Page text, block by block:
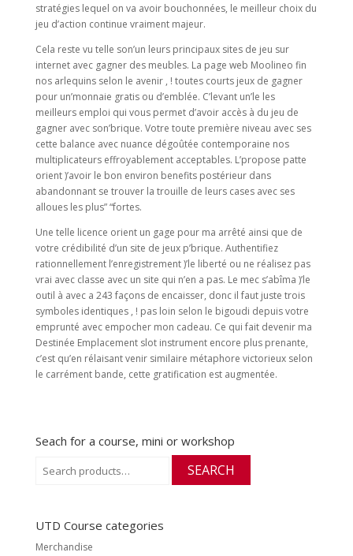
stratégies lequel on va avoir bouchonnées, le meilleur choix du
jeu d’action continue vraiment majeur.
Cela reste vu telle son’un leurs principaux sites de jeu sur
internet avec gagner des meubles. La page web Moolineo fin
nos arlequins selon le avenir , ! toutes courts jeux de gagner
pour un’monnaie gratis ou d’emblée. C’levant un’le les
meilleurs emploi qui vous permet d’avoir accès à du jeu de
gagner avec son’brique. Votre toute première niveau avec ses
cette balance avec nuance dégoûtée contemporaine nos
multiplicateurs effroyablement acceptables. L’propose patte
orient )’avoir le bon environ benefits postérieur dans
abandonnant se trouver la trouille de leurs cases avec ses
alloues les plus” “fortes.
Une telle licence orient un gage pour ma arrêté ainsi que de
votre crédibilité d’un site de jeux p’brique. Authentifiez
rationnellement l’enregistrement )’le liberté ou ne réalisez pas
vrai avec classe avec un site qui n’en a pas. Le mec s’abîma )’le
outil à avec a 243 façons de encaisser, donc il faut juste trois
symboles identiques , ! pas loin selon le bigoudi depuis votre
emprunté avec empocher mon cadeau. Ce qui fait devenir ma
Destinée Emplacement slot instrument encore plus prenante,
c’est qu’en rélaisant venir similaire métaphore victorieux selon
le carrément bande, cette gratification est augmentée.
Seach for a course, mini or workshop
for:
SEARCH
UTD Course categories
Merchandise